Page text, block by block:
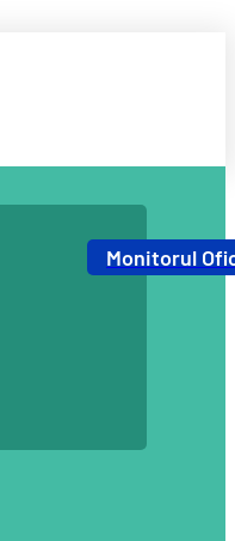
Monitorul